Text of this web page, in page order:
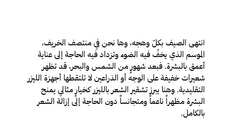
انتهى الصيف بكلّ وهجه، وها نحن في منتصف الخريف،
الموسم الذي يخفّ فيه الضوء وتزداد فيه الحاجة إلى عناية
أعمق بالبشرة. فبعد شهورٍ من الشمس والبحر، قد تظهر
شعيرات خفيفة على الوجه أو الذراعين لا تلتقطها أجهزة الليزر
التقليدية. وهنا يبرز تشقير الشعر بالليزر كخيارٍ مثالي يمنح
البشرة مظهراً ناعماً ومتجانساً دون الحاجة إلى إزالة الشعر
بالكامل.